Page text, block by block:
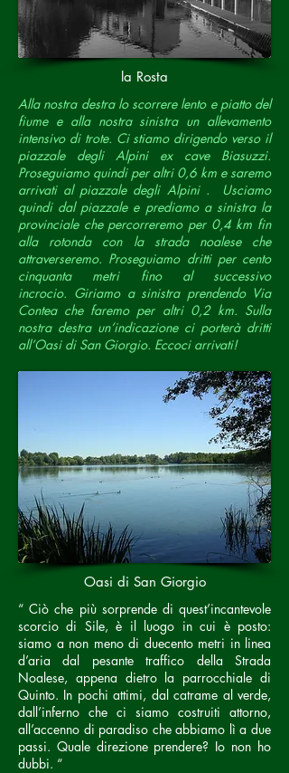
la Rosta
Alla nostra destra lo scorrere lento e piatto del
fiume e alla nostra sinistra un allevamento
intensivo di trote. Ci stiamo dirigendo verso il
piazzale degli Alpini ex cave Biasuzzi.
Proseguiamo quindi per altri 0,6 km e saremo
arrivati al piazzale degli Alpini . Usciamo
quindi dal piazzale e prediamo a sinistra la
provinciale che percorreremo per 0,4 km fin
alla rotonda con la strada noalese che
attraverseremo. Proseguiamo dritti per cento
cinquanta metri fino al successivo
incrocio. Giriamo a sinistra prendendo Via
Contea che faremo per altri 0,2 km. Sulla
nostra destra un’indicazione ci porterà dritti
all’Oasi di San Giorgio. Eccoci arrivati!
Oasi di San Giorgio
“ Ciò che più sorprende di quest’incantevole
scorcio di Sile, è il luogo in cui è posto:
siamo a non meno di duecento metri in linea
d’aria dal pesante traffico della Strada
Noalese, appena dietro la parrocchiale di
Quinto. In pochi attimi, dal catrame al verde,
dall’inferno che ci siamo costruiti attorno,
all’accenno di paradiso che abbiamo lì a due
passi. Quale direzione prendere? Io non ho
dubbi. “